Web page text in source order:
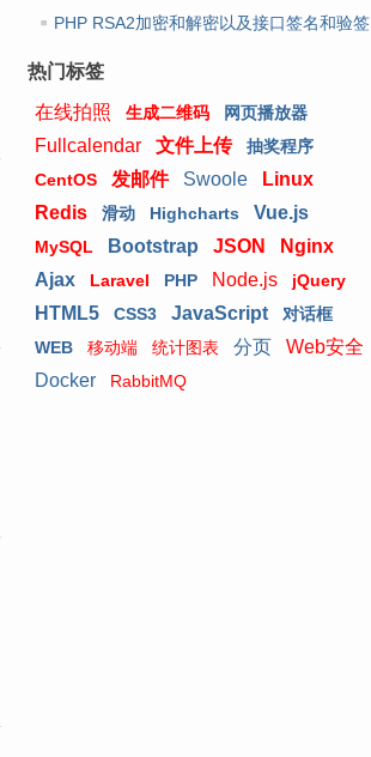
AES/DES加解密
PHP RSA2加密和解密以及接口签名和验签
热门标签
在线拍照
生成二维码 网页播放器
Fullcalendar 文件上传
抽奖程序
CentOS
发邮件 Swoole
Linux
Redis
滑动 Highcharts Vue.js
MySQL Bootstrap JSON
Nginx
Ajax
Laravel PHP Node.js jQuery
HTML5 CSS3 JavaScript
对话框
WEB
移动端 统计图表 分页
Web安全
Docker
RabbitMQ